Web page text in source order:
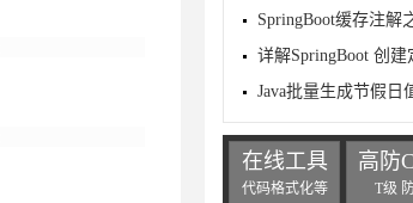
在线工具
代码格式化等
高防
T级